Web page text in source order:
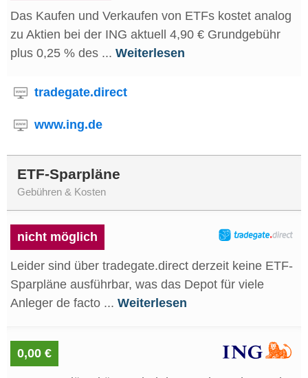
Das Kaufen und Verkaufen von ETFs kostet analog
zu Aktien bei der ING aktuell 4,90 € Grundgebühr
plus 0,25 % des ... Weiterlesen
tradegate.direct
www.ing.de
ETF-Sparpläne
Gebühren & Kosten
nicht möglich
Leider sind über tradegate.direct derzeit keine ETF-
Sparpläne ausführbar, was das Depot für viele
Anleger de facto ... Weiterlesen
0,00 €